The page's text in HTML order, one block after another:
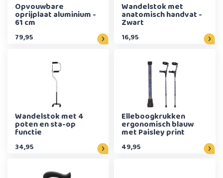
Opvouwbare
oprijplaat aluminium -
61 cm
79,95
Wandelstok met
anatomisch handvat -
Zwart
16,95
Wandelstok met 4
poten en sta-op
functie
34,95
Elleboogkrukken
ergonomisch blauw
met Paisley print
49,95